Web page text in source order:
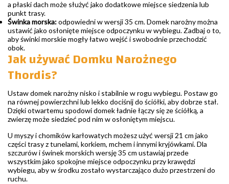
a płaski dach może służyć jako dodatkowe miejsce siedzenia lub
punkt trasy.
Świnka morska:odpowiedni w wersji 35 cm. Domek narożny można
ustawić jako osłonięte miejsce odpoczynku w wybiegu. Zadbaj o to,
aby świnki morskie mogły łatwo wejść i swobodnie przechodzić
obok.
Jak używać Domku Narożnego
Thordis?
Ustaw domek narożny nisko i stabilnie w rogu wybiegu. Postaw go
na równej powierzchni lub lekko dociśnij do ściółki, aby dobrze stał.
Dzięki otwartemu spodowi domek ładnie łączy się ze ściółką, a
zwierzę może siedzieć pod nim w osłoniętym miejscu.
U myszy i chomików karłowatych możesz użyć wersji 21 cm jako
części trasy z tunelami, korkiem, mchem i innymi kryjówkami. Dla
szczurów i świnek morskich wersję 35 cm ustawiaj przede
wszystkim jako spokojne miejsce odpoczynku przy krawędzi
wybiegu, aby w środku zostało wystarczająco dużo przestrzeni do
ruchu.